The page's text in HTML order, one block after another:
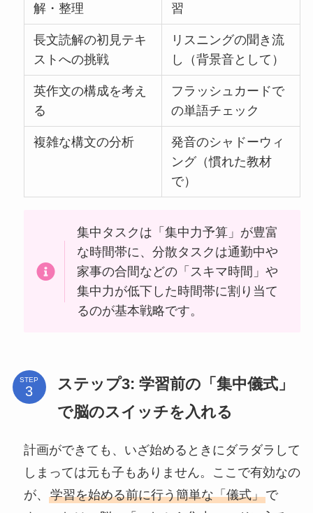
解・整理
習
長文読解の初見テキ
ストへの挑戦
リスニングの聞き流
し（背景音として）
英作文の構成を考え
る
フラッシュカードで
の単語チェック
複雑な構文の分析
発音のシャドーウィ
ング（慣れた教材
で）
集中タスクは「集中力予算」が豊富
な時間帯に、分散タスクは通勤中や
家事の合間などの「スキマ時間」や
集中力が低下した時間帯に割り当て
るのが基本戦略です。
STEP
ステップ3: 学習前の「集中儀式」
で脳のスイッチを入れる
計画ができても、いざ始めるときにダラダラして
しまっては元も子もありません。ここで有効なの
が、 学習を始める前に行う簡単な「儀式」で